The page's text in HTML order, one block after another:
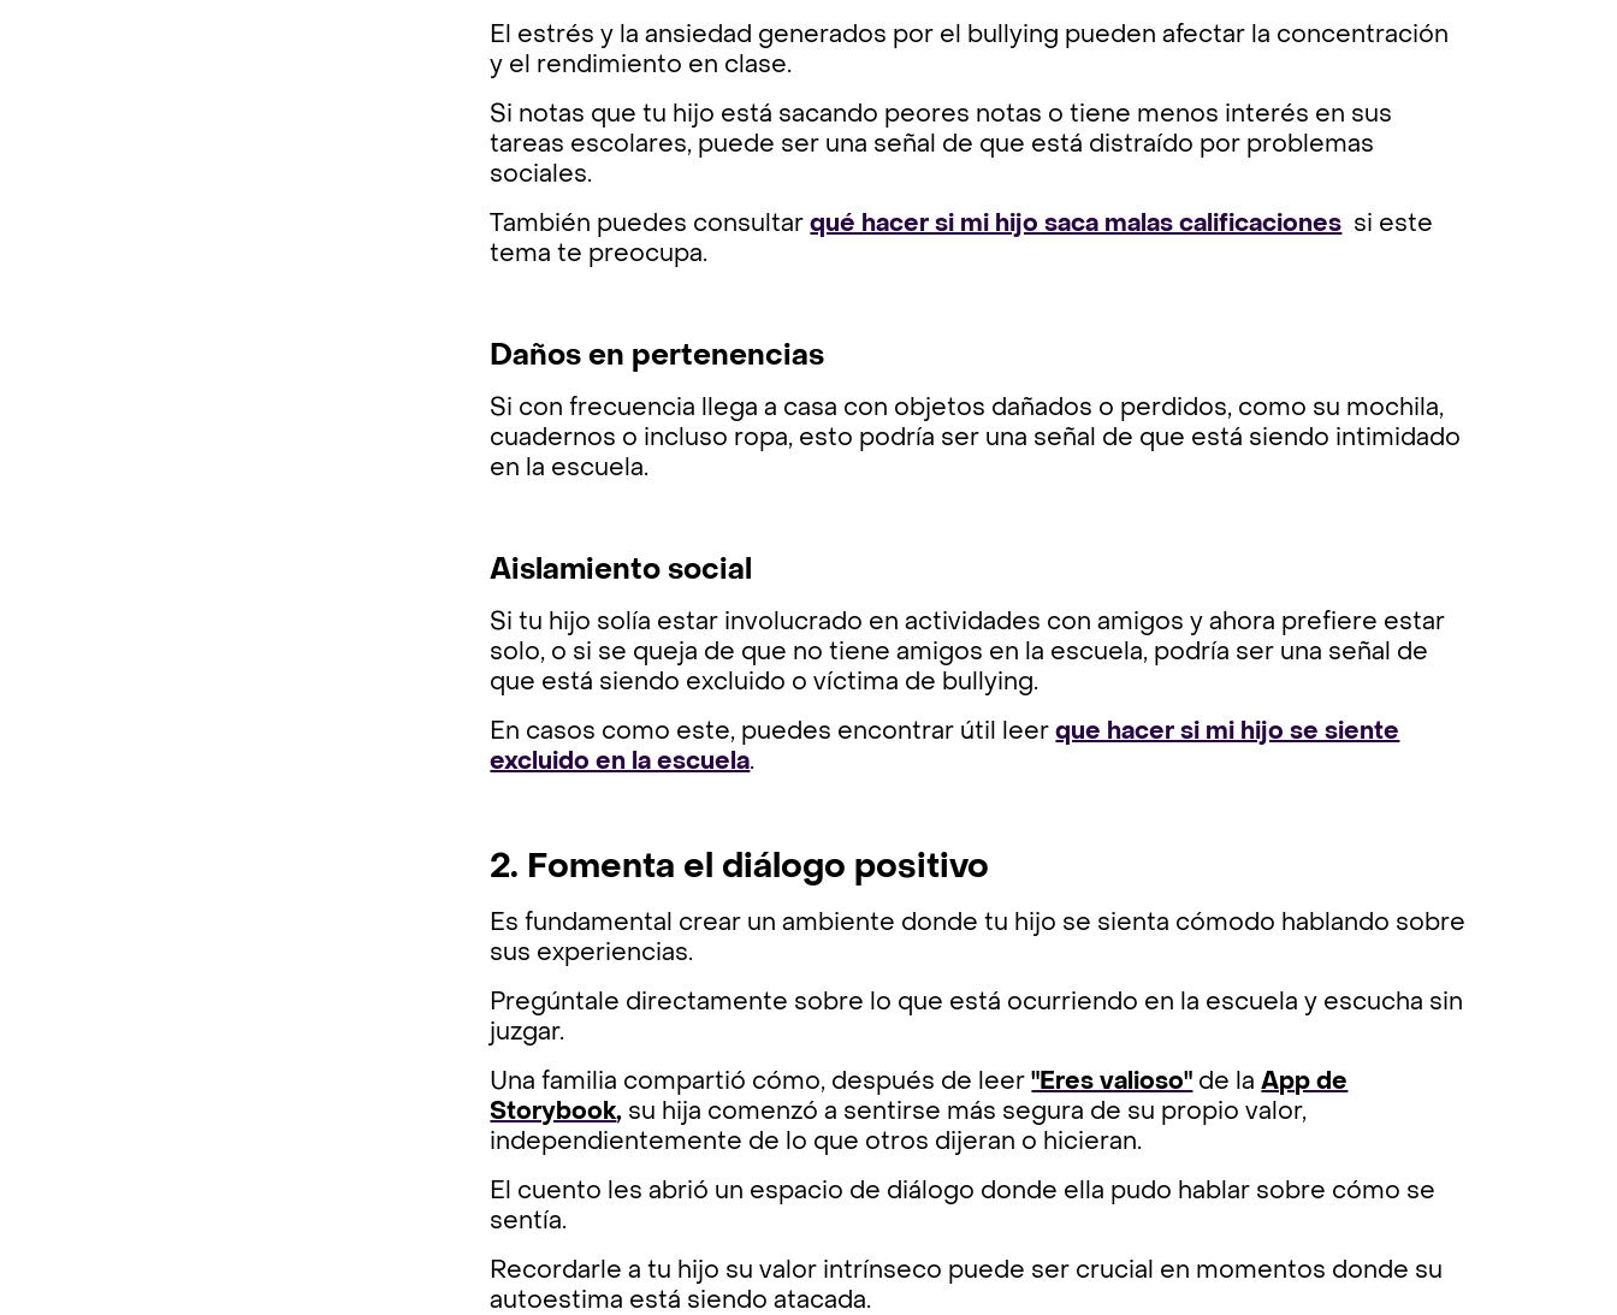
El estrés y la ansiedad generados por el bullying pueden afectar la concentración
y el rendimiento en clase.
Si notas que tu hijo está sacando peores notas o tiene menos interés en sus
tareas escolares, puede ser una señal de que está distraído por problemas
sociales.
También puedes consultarqué hacer si mi hijo saca malas calificaciones si este
tema te preocupa.
Daños en pertenencias
Si con frecuencia llega a casa con objetos dañados o perdidos, como su mochila,
cuadernos o incluso ropa, esto podría ser una señal de que está siendo intimidado
en la escuela.
Aislamiento social
Si tu hijo solía estar involucrado en actividades con amigos y ahora prefiere estar
solo, o si se queja de que no tiene amigos en la escuela, podría ser una señal de
que está siendo excluido o víctima de bullying.
En casos como este, puedes encontrar útil leerque hacer si mi hijo se siente
excluido en la escuela.
2. Fomenta el diálogo positivo
Es fundamental crear un ambiente donde tu hijo se sienta cómodo hablando sobre
sus experiencias.
Pregúntale directamente sobre lo que está ocurriendo en la escuela y escucha sin
juzgar.
Una familia compartió cómo, después de leer"Eres valioso" de laApp de
Storybook, su hija comenzó a sentirse más segura de su propio valor,
independientemente de lo que otros dijeran o hicieran.
El cuento les abrió un espacio de diálogo donde ella pudo hablar sobre cómo se
sentía.
Recordarle a tu hijo su valor intrínseco puede ser crucial en momentos donde su
autoestima está siendo atacada.